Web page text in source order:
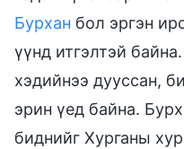
Бурхан бол эргэн
үүнд итгэлтэй
хэдийнээ дууссан,
эрин үед байна.
биднийг Хурганы